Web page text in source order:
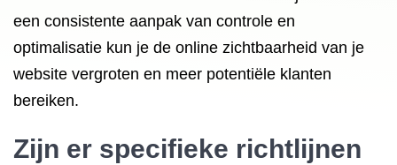
een consistente aanpak van controle en
optimalisatie kun je de online zichtbaarheid van je
website vergroten en meer potentiële klanten
bereiken.
Zijn er specifieke richtlijnen